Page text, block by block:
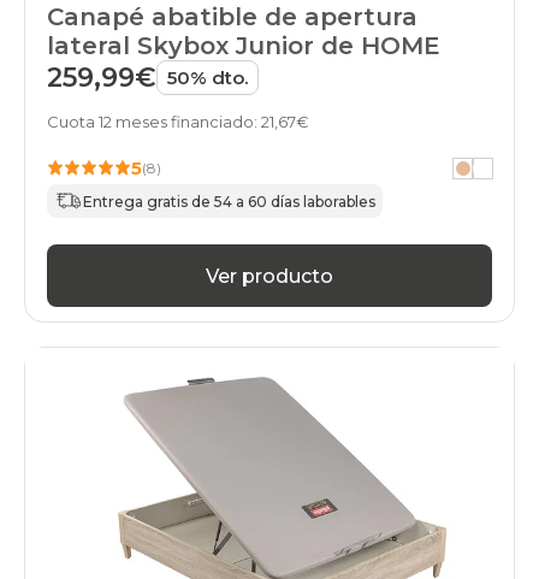
Canapé abatible de apertura
lateral Skybox Junior de HOME
259,99€ 50% dto.
Cuota 12 meses financiado: 21,67€
5(8)
Entrega gratis de 54 a 60 días laborables
Ver producto